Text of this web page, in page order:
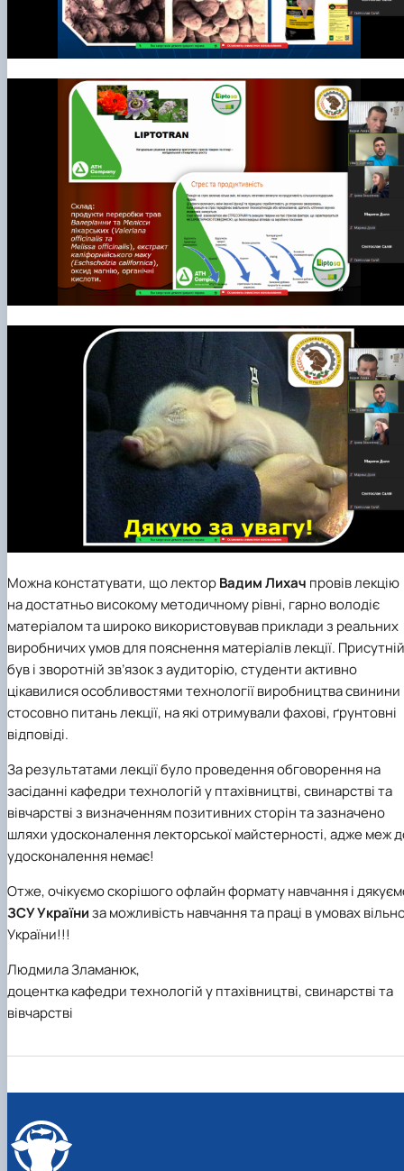
Можна констатувати, що лекторВадим Лихач провів лекцію
на достатньо високому методичному рівні, гарно володіє
матеріалом та широко використовував приклади з реальних
виробничих умов для пояснення матеріалів лекції. Присутній
був і зворотній зв’язок з аудиторію, студенти активно
цікавилися особливостями технології виробництва свинини
стосовно питань лекції, на які отримували фахові, ґрунтовні
відповіді.
За результатами лекції було проведення обговорення на
засіданні кафедритехнологій у птахівництві, свинарстві та
вівчарствіз визначенням позитивних сторін та зазначено
шляхи удосконалення лекторської майстерності, адже меж
удосконалення немає!
Отже, очікуємо скорішого офлайн формату навчання і
ЗСУ Україниза можливість навчання та праці в умовах
України!!!
Людмила Зламанюк,
доцентка кафедри технологій у птахівництві, свинарстві та
вівчарстві